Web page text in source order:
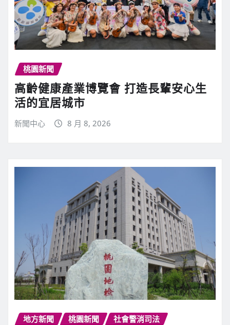
桃園新聞
高齡健康產業博覽會 打造長輩安心生
活的宜居城市
新聞中心 8 月 8, 2026
地方新聞 桃園新聞 社會警消司法